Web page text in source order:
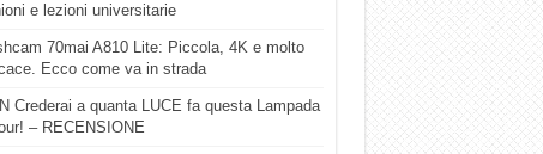
e lezioni universitarie
70mai A810 Lite: Piccola, 4K e molto
Ecco come va in strada
Crederai a quanta LUCE fa questa Lampada
– RECENSIONE